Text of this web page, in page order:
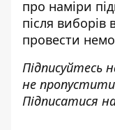
про наміри
після виборів
провести
Підписуйтесь
не
Підписатися